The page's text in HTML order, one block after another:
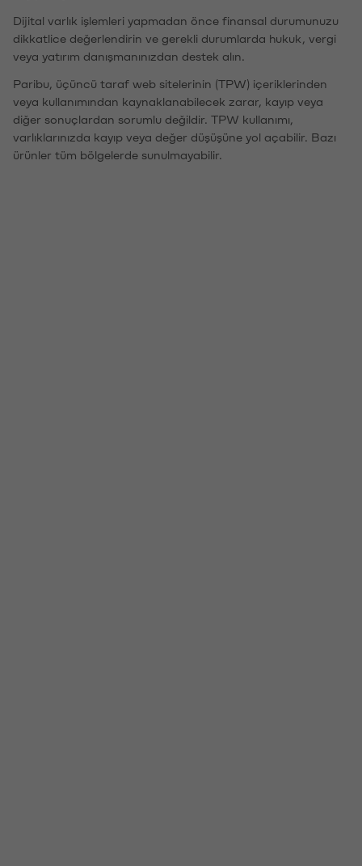
Dijital varlık işlemleri yapmadan önce finansal durumunuzu
dikkatlice değerlendirin ve gerekli durumlarda hukuk, vergi
veya yatırım danışmanınızdan destek alın.
Paribu, üçüncü taraf web sitelerinin (TPW) içeriklerinden
veya kullanımından kaynaklanabilecek zarar, kayıp veya
diğer sonuçlardan sorumlu değildir. TPW kullanımı,
varlıklarınızda kayıp veya değer düşüşüne yol açabilir. Bazı
ürünler tüm bölgelerde sunulmayabilir.